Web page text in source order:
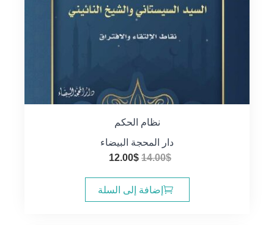
نظام الحكم
دار المحجة البيضاء
14.00$
السعر
هو:
14.00$.
12.00$
هو:
12.00$.
إضافة إلى السلة